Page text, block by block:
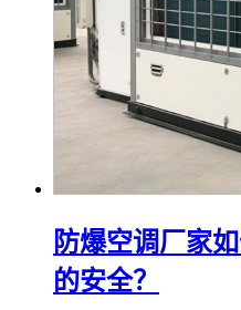
防爆空调厂家
的安全？